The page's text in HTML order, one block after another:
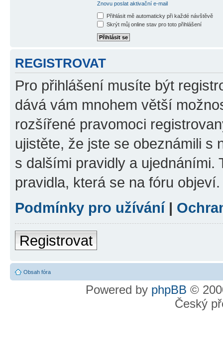
Znovu poslat aktivační e-mail
Přihlásit mě automaticky při každé návštěvě
Skrýt můj online stav pro toto přihlášení
REGISTROVAT
Pro přihlášení musíte být
dává vám mnohem větší
rozšířené pravomoci
ujistěte, že jste se obeznámili s
s dalšími pravidly a ujednáními.
pravidla, která se na fóru objeví.
Podmínky pro užívání|
Registrovat
Obsah fóra
Powered by phpBB ©
Český